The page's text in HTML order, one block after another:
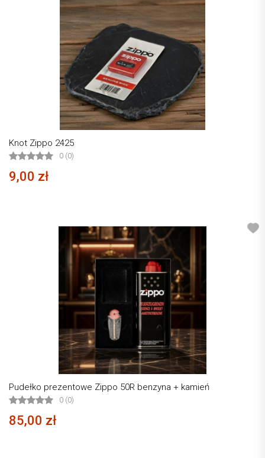
Knot Zippo 2425
0 (0)
9,00 zł
Pudełko prezentowe Zippo 50R benzyna + kamień
0 (0)
85,00 zł